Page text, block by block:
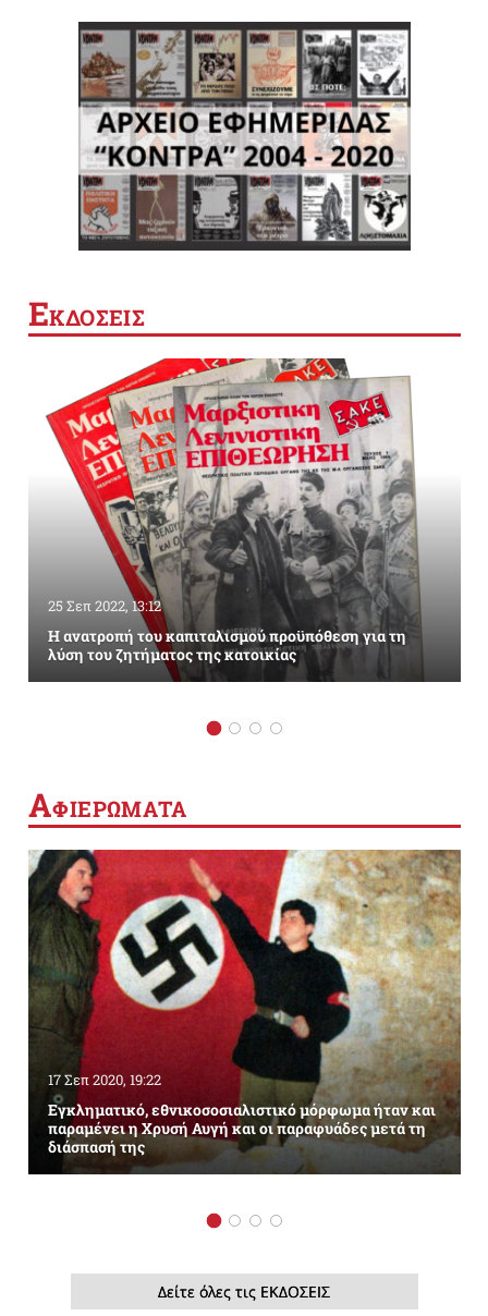
ΕΚΔΟΣΕΙΣ
25 Σεπ 2022, 13:12
Η ανατροπή του καπιταλισμού προϋπόθεση για τη
λύση του ζητήματος της κατοικίας
ΑΦΙΕΡΩΜΑΤΑ
17 Σεπ 2020, 19:22
Εγκληματικό, εθνικοσοσιαλιστικό μόρφωμα ήταν και
παραμένει η Χρυσή Αυγή και οι παραφυάδες μετά τη
διάσπασή της
Δείτε όλες τις ΕΚΔΟΣΕΙΣ